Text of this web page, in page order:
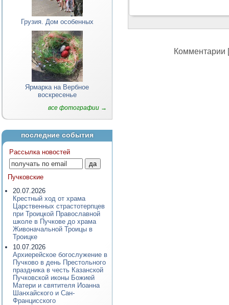
Грузия. Дом особенных
Ярмарка на Вербное
воскресенье
все фотографии →
последние события
Рассылка новостей
Пучковские
20.07.2026
Крестный ход от храма
Царственных страстотерпцев
при Троицкой Православной
школе в Пучкове до храма
Живоначальной Троицы в
Троицке
10.07.2026
Архиерейское богослужение в
Пучково в день Престольного
праздника в честь Казанской
Пучковской иконы Божией
Матери и святителя Иоанна
Шанхайского и Сан-
Францисского
Комментарии